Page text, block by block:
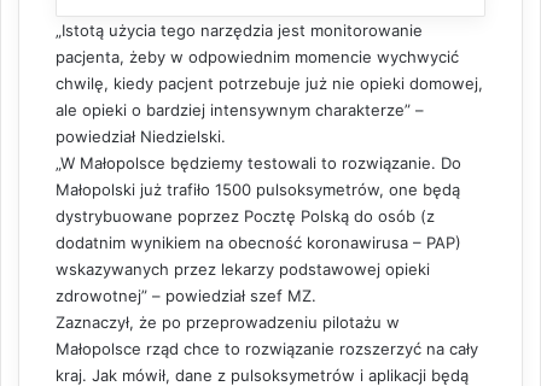
„Istotą użycia tego narzędzia jest monitorowanie
pacjenta, żeby w odpowiednim momencie wychwycić
chwilę, kiedy pacjent potrzebuje już nie opieki domowej,
ale opieki o bardziej intensywnym charakterze” –
powiedział Niedzielski.
„W Małopolsce będziemy testowali to rozwiązanie. Do
Małopolski już trafiło 1500 pulsoksymetrów, one będą
dystrybuowane poprzez Pocztę Polską do osób (z
dodatnim wynikiem na obecność koronawirusa – PAP)
wskazywanych przez lekarzy podstawowej opieki
zdrowotnej” – powiedział szef MZ.
Zaznaczył, że po przeprowadzeniu pilotażu w
Małopolsce rząd chce to rozwiązanie rozszerzyć na cały
kraj. Jak mówił, dane z pulsoksymetrów i aplikacji będą